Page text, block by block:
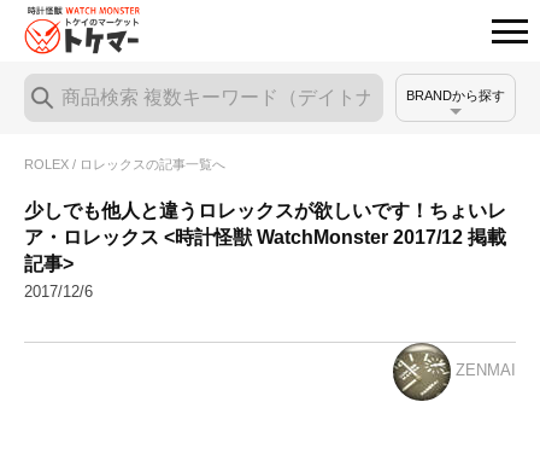
BRANDから探す
ROLEX / ロレックスの記事一覧へ
少しでも他人と違うロレックスが欲しいです！ちょいレ
ア・ロレックス <時計怪獣 WatchMonster 2017/12 掲載
記事>
2017/12/6
ZENMAI